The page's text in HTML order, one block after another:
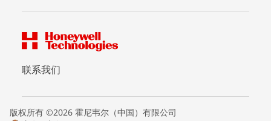
联系我们
版权所有 ©2026 霍尼韦尔（中国）有限公司